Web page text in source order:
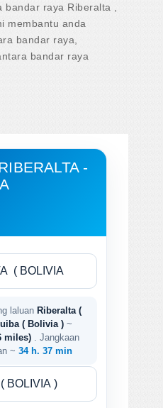
raya Riberalta ,
membantu anda
bandar raya,
bandar raya
-
laluan Riberalta (
( Bolivia ) ~
miles)
. Jangkaan
~ 34 h. 37 min